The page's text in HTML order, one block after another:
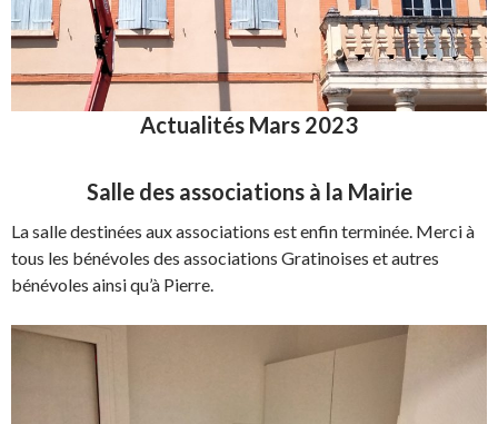
Actualités Mars 2023
Salle des associations à la Mairie
La salle destinées aux associations est enfin terminée. Merci à
tous les bénévoles des associations Gratinoises et autres
bénévoles ainsi qu’à Pierre.